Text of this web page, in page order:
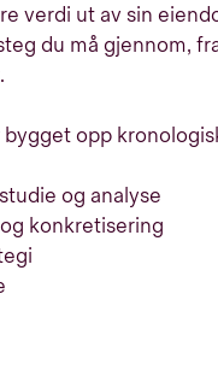
verdi ut av sin
du må gjennom,
opp
og analyse
konkretisering